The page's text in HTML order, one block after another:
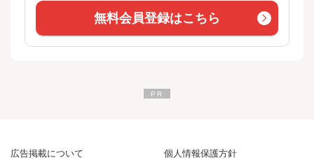
無料会員登録はこちら
広告掲載について 個人情報保護方針